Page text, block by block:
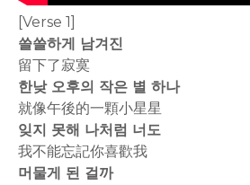
[Verse 1]
쓸쓸하게 남겨진
留下了寂寞
한낮 오후의 작은 별 하나
就像午後的一顆小星星
잊지 못해 나처럼 너도
我不能忘記你喜歡我
머물게 된 걸까